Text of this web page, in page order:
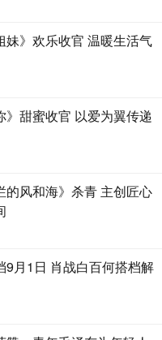
力班底已吸引不少观众早早
凯，曾参与把控诸多热门影
将成为今夏黑马给观众带来
还原“逆行者”们与死神赛跑
锋》《神犬奇兵》等，擅长
众在笑泪交织的追剧过程中
英勇无畏的宋焰，用超强的
然细腻地演绎了许沁逐渐树
演新技术人才蒋裕、魏大勋
细节呈现，值得期待。
护工作的年轻人们，展现着
剧中将会呈现他们日常处理
妹》欢乐收官 温暖生活气
》甜蜜收官 以爱为翼传递
的风和海》杀青 主创匠心
9月1日 肖战白百何搭档解